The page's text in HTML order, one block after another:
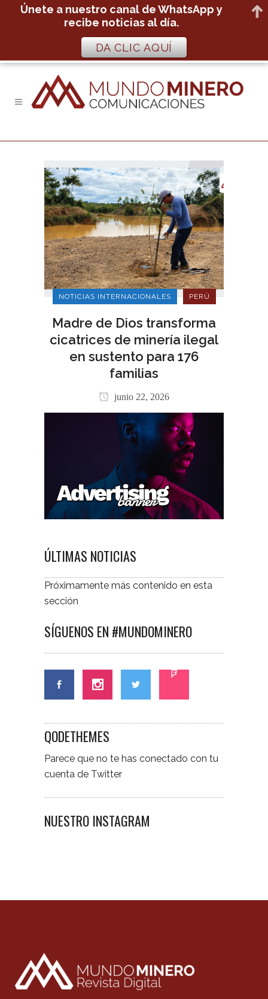
NOTICIAS INTERNACIONALES PERÚ
Madre de Dios transforma
cicatrices de minería ilegal
en sustento para 176
familias
junio 22, 2026
ÚLTIMAS NOTICIAS
Próximamente más contenido en esta
sección
SÍGUENOS EN #MUNDOMINERO
QODETHEMES
Parece que no te has conectado con tu
cuenta de Twitter
NUESTRO INSTAGRAM
Únete a nuestro canal de WhatsApp y
recibe noticias al día.
DA CLIC AQUÍ